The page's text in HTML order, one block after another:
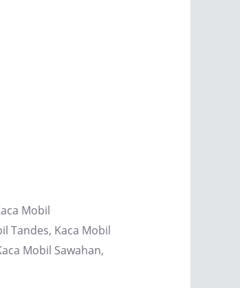
Mobil
Tandes, Kaca Mobil
Mobil Sawahan,